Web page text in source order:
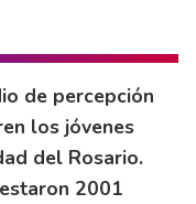
de percepción
los jóvenes
del Rosario.
2001